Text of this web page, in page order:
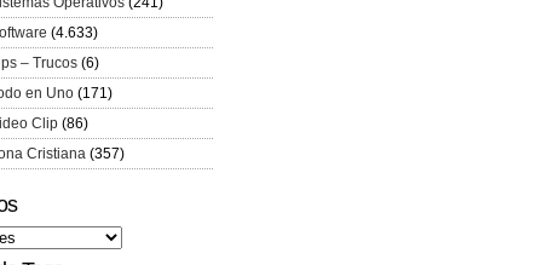
(4.633)
– Trucos (6)
en Uno (171)
Clip (86)
Cristiana (357)